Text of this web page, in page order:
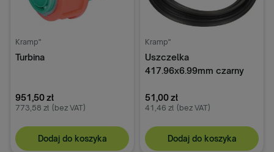
Kramp"
Turbina
951,50 zł
773,58 zł (bez VAT)
Dodaj do koszyka
Kramp"
Uszczelka
417.96x6.99mm czarny
51,00 zł
41,46 zł (bez VAT)
Dodaj do koszyka